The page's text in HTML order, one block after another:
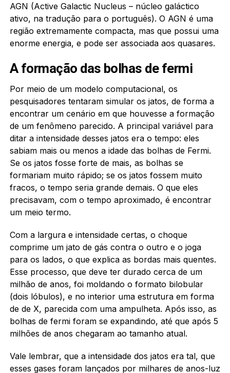
AGN (Active Galactic Nucleus – núcleo galáctico
ativo, na tradução para o português). O AGN é uma
região extremamente compacta, mas que possui uma
enorme energia, e pode ser associada aos quasares.
A formação das bolhas de fermi
Por meio de um modelo computacional, os
pesquisadores tentaram simular os jatos, de forma a
encontrar um cenário em que houvesse a formação
de um fenômeno parecido. A principal variável para
ditar a intensidade desses jatos era o tempo: eles
sabiam mais ou menos a idade das bolhas de Fermi.
Se os jatos fosse forte de mais, as bolhas se
formariam muito rápido; se os jatos fossem muito
fracos, o tempo seria grande demais. O que eles
precisavam, com o tempo aproximado, é encontrar
um meio termo.
Com a largura e intensidade certas, o choque
comprime um jato de gás contra o outro e o joga
para os lados, o que explica as bordas mais quentes.
Esse processo, que deve ter durado cerca de um
milhão de anos, foi moldando o formato bilobular
(dois lóbulos), e no interior uma estrutura em forma
de de X, parecida com uma ampulheta. Após isso, as
bolhas de fermi foram se expandindo, até que após 5
milhões de anos chegaram ao tamanho atual.
Vale lembrar, que a intensidade dos jatos era tal, que
esses gases foram lançados por milhares de anos-luz